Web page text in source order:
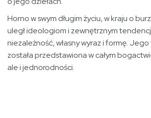
Horno w swym długim życiu, w kraju o
uległ ideologiom i zewnętrznym
niezależność, własny wyraz i formę.
została przedstawiona w całym
ale i jednorodności.